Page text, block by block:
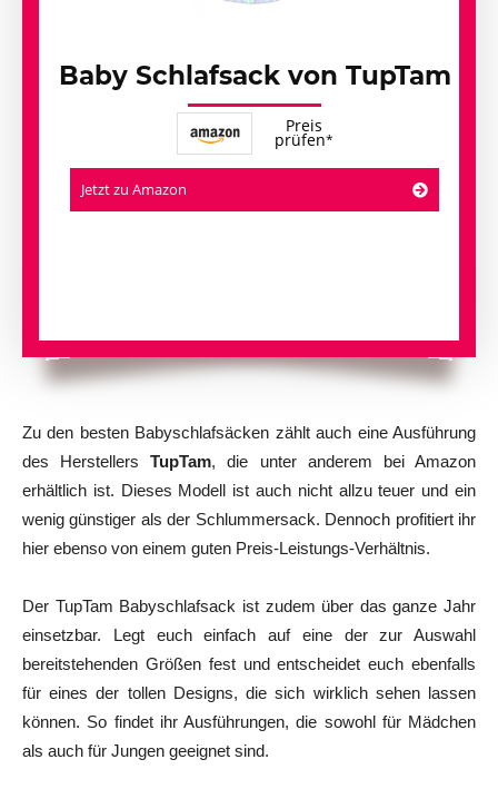
Baby Schlafsack von TupTam
Preis
prüfen
Jetzt zu Amazon
Zu den besten Babyschlafsäcken zählt auch eine Ausführung
des HerstellersTupTam, die unter anderem bei Amazon
erhältlich ist. Dieses Modell ist auch nicht allzu teuer und ein
wenig günstiger als der Schlummersack. Dennoch profitiert ihr
hier ebenso von einem guten Preis-Leistungs-Verhältnis.
Der TupTam Babyschlafsack ist zudem über das ganze Jahr
einsetzbar. Legt euch einfach auf eine der zur Auswahl
bereitstehenden Größen fest und entscheidet euch ebenfalls
für eines der tollen Designs, die sich wirklich sehen lassen
können. So findet ihr Ausführungen, die sowohl für Mädchen
als auch für Jungen geeignet sind.